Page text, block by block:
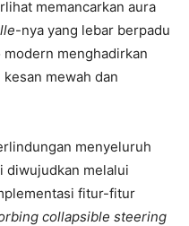
memancarkan aura
-nya yang lebar berpadu
modern menghadirkan
mewah dan
menyeluruh
diwujudkan melalui
fitur-fitur
collapsible steering